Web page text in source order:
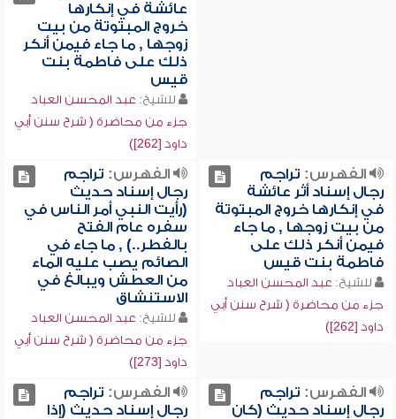
عائشة في إنكارها
خروج المبتوتة من بيت
زوجها , ما جاء فيمن أنكر
ذلك على فاطمة بنت
قيس
للشيخ: عبد المحسن العباد
جزء من محاضرة ( شرح سنن أبي
داود [262])
الفهرس: تراجم
رجال إسناد أثر عائشة
في إنكارها خروج المبتوتة
من بيت زوجها , ما جاء
فيمن أنكر ذلك على
فاطمة بنت قيس
للشيخ: عبد المحسن العباد
جزء من محاضرة ( شرح سنن أبي
داود [262])
الفهرس: تراجم
رجال إسناد حديث
(رأيت النبي أمر الناس في
سفره عام الفتح
بالفطر..) , ما جاء في
الصائم يصب عليه الماء
من العطش ويبالغ في
الاستنشاق
للشيخ: عبد المحسن العباد
جزء من محاضرة ( شرح سنن أبي
داود [273])
الفهرس: تراجم
رجال إسناد حديث (كان
الفهرس: تراجم
رجال إسناد حديث (إذا